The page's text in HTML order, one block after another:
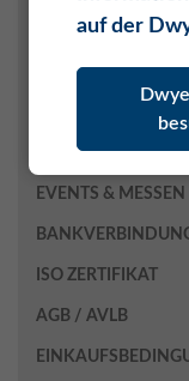
Geschäftsleitung
Kommunikation
GESCHICHTE
EVENTS & MESSEN
ISO ZERTIFIKAT
AGB / AVLB
auf der